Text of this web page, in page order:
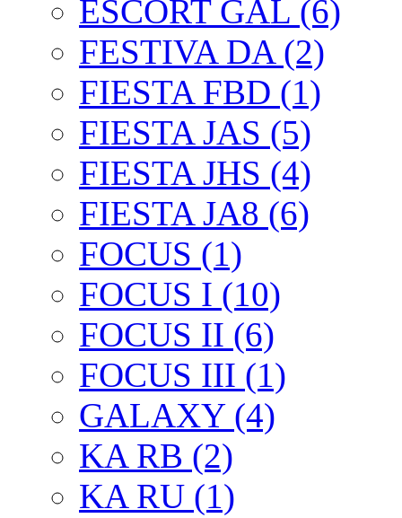
ESCORT GAL (6)
FESTIVA DA (2)
FIESTA FBD (1)
FIESTA JAS (5)
FIESTA JHS (4)
FIESTA JA8 (6)
FOCUS (1)
FOCUS I (10)
FOCUS II (6)
FOCUS III (1)
GALAXY (4)
KA RB (2)
KA RU (1)